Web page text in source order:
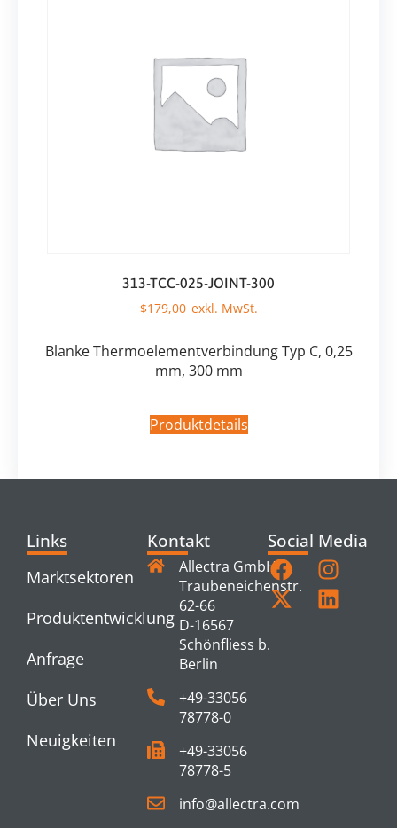
313-TCC-025-JOINT-300
$179,00
Blanke Thermoelementverbindung Typ C, 0,25
mm, 300 mm
Produktdetails
Links
Marktsektoren
Produktentwicklung
Anfrage
Über Uns
Neuigkeiten
Kontakt
Allectra GmbH
Traubeneichenstr.
62-66
D-16567
Schönfliess b.
Berlin
+49-33056
78778-0
+49-33056
78778-5
info@allectra.com
Social Media